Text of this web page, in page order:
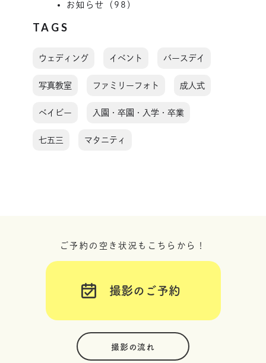
お知らせ（98）
TAGS
ウェディング イベント バースデイ
写真教室 ファミリーフォト 成人式
ベイビー 入園・卒園・入学・卒業
七五三 マタニティ
ご予約の空き状況もこちらから！
撮影のご予約
撮影の流れ